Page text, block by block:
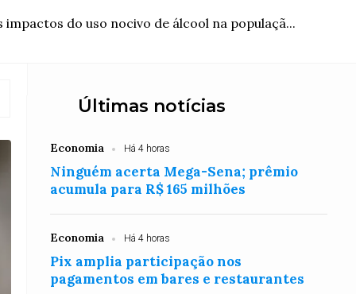
do uso nocivo de álcool na populaçã...
Últimas notícias
Economia Há 4 horas
Ninguém acerta Mega-Sena; prêmio
acumula para R$ 165 milhões
Economia Há 4 horas
Pix amplia participação nos
pagamentos em bares e restaurantes